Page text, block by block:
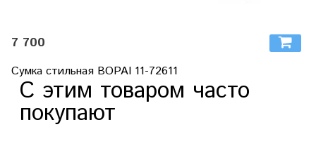
7 700
Сумка стильная BOPAI 11-72611
С этим товаром часто
покупают